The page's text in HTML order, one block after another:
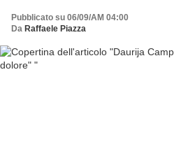
Pubblicato su 06/09/AM 04:00
Da Raffaele Piazza